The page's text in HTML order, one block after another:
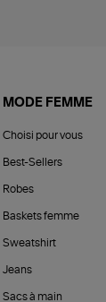
MODE FEMME
Choisi pour vous
Best-Sellers
Robes
Baskets femme
Sweatshirt
Jeans
Sacs à main